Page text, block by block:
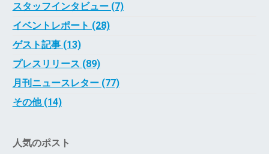
スタッフインタビュー (7)
イベントレポート (28)
ゲスト記事 (13)
プレスリリース (89)
月刊ニュースレター (77)
その他 (14)
人気のポスト